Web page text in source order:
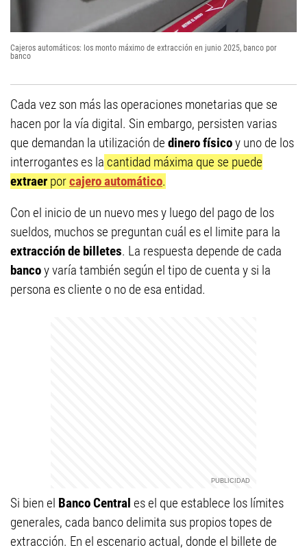
Cajeros automáticos: los monto máximo de extracción en junio 2025, banco por
banco
Cada vez son más las operaciones monetarias que se
hacen por la vía digital. Sin embargo, persisten varias
que demandan la utilización de dinero físicoy uno de los
interrogantes es la cantidad máxima que se puede
extraer porcajero automático.
Con el inicio de un nuevo mes y luego del pago de los
sueldos, muchos se preguntan cuál es el limite para la
extracción de billetes. La respuesta depende de cada
bancoy varía también según el tipo de cuenta y si la
persona es cliente o no de esa entidad.
Si bien el Banco Central es el que establece los límites
generales, cada banco delimita sus propios topes de
extracción. En el escenario actual, donde el billete de